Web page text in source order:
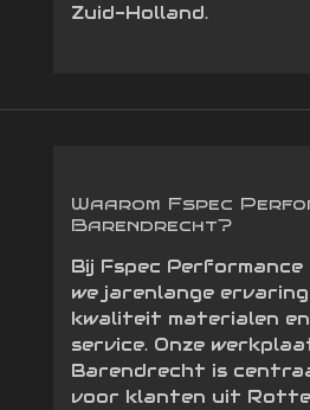
Zuid-Holland.
Waarom Fspec
Barendrecht?
Bij Fspec Performance
we jarenlange
kwaliteit materialen
service. Onze
Barendrecht is
voor klanten uit